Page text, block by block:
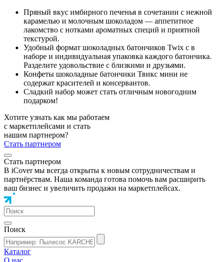
Пряный вкус имбирного печенья в сочетании с нежной
карамелью и молочным шоколадом — аппетитное
лакомство с нотками ароматных специй и приятной
текстурой.
Удобный формат шоколадных батончиков Twix с в
наборе и индивидуальная упаковка каждого батончика.
Разделите удовольствие с близкими и друзьями.
Конфеты шоколадные батончики Твикс мини не
содержат красителей и консервантов.
Сладкий набор может стать отличным новогодним
подарком!
Хотите узнать как мы работаем
с маркетплейсами и стать
нашим партнером?
Стать партнером
Стать партнером
В iCover мы всегда открыты к новым сотрудничествам и
партнёрствам. Наша команда готова помочь вам расширить
ваш бизнес и увеличить продажи на маркетплейсах.
Поиск
Каталог
О нас